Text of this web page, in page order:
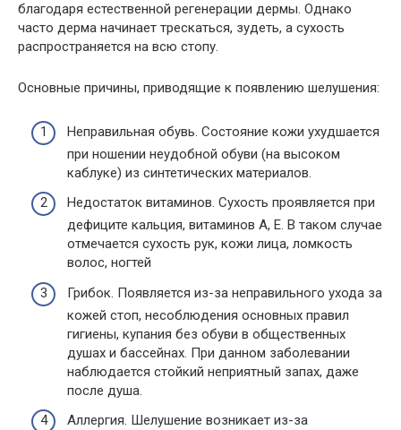
благодаря естественной регенерации дермы. Однако
часто дерма начинает трескаться, зудеть, а сухость
распространяется на всю стопу.
Основные причины, приводящие к появлению шелушения:
Неправильная обувь. Состояние кожи ухудшается
при ношении неудобной обуви (на высоком
каблуке) из синтетических материалов.
Недостаток витаминов. Сухость проявляется при
дефиците кальция, витаминов А, Е. В таком случае
отмечается сухость рук, кожи лица, ломкость
волос, ногтей
Грибок. Появляется из-за неправильного ухода за
кожей стоп, несоблюдения основных правил
гигиены, купания без обуви в общественных
душах и бассейнах. При данном заболевании
наблюдается стойкий неприятный запах, даже
после душа.
Аллергия. Шелушение возникает из-за